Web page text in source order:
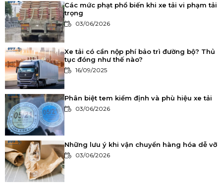
Các mức phạt phổ biến khi xe tải vi phạm tải
trọng
03/06/2026
Xe tải có cần nộp phí bảo trì đường bộ? Thủ
tục đóng như thế nào?
16/09/2025
Phân biệt tem kiểm định và phù hiệu xe tải
03/06/2026
Những lưu ý khi vận chuyển hàng hóa dễ vỡ
03/06/2026